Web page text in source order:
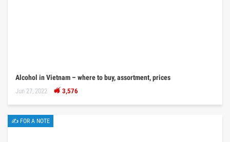
Alcohol in Vietnam – where to buy, assortment, prices
Jun 27, 2022 3,576
✍ FOR A NOTE